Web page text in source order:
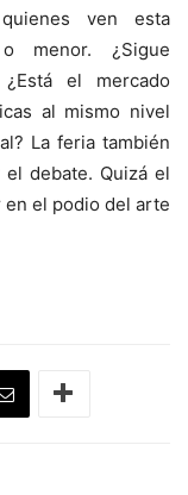
ven esta
menor. ¿Sigue
el mercado
al mismo nivel
La feria también
debate. Quizá el
el podio del arte